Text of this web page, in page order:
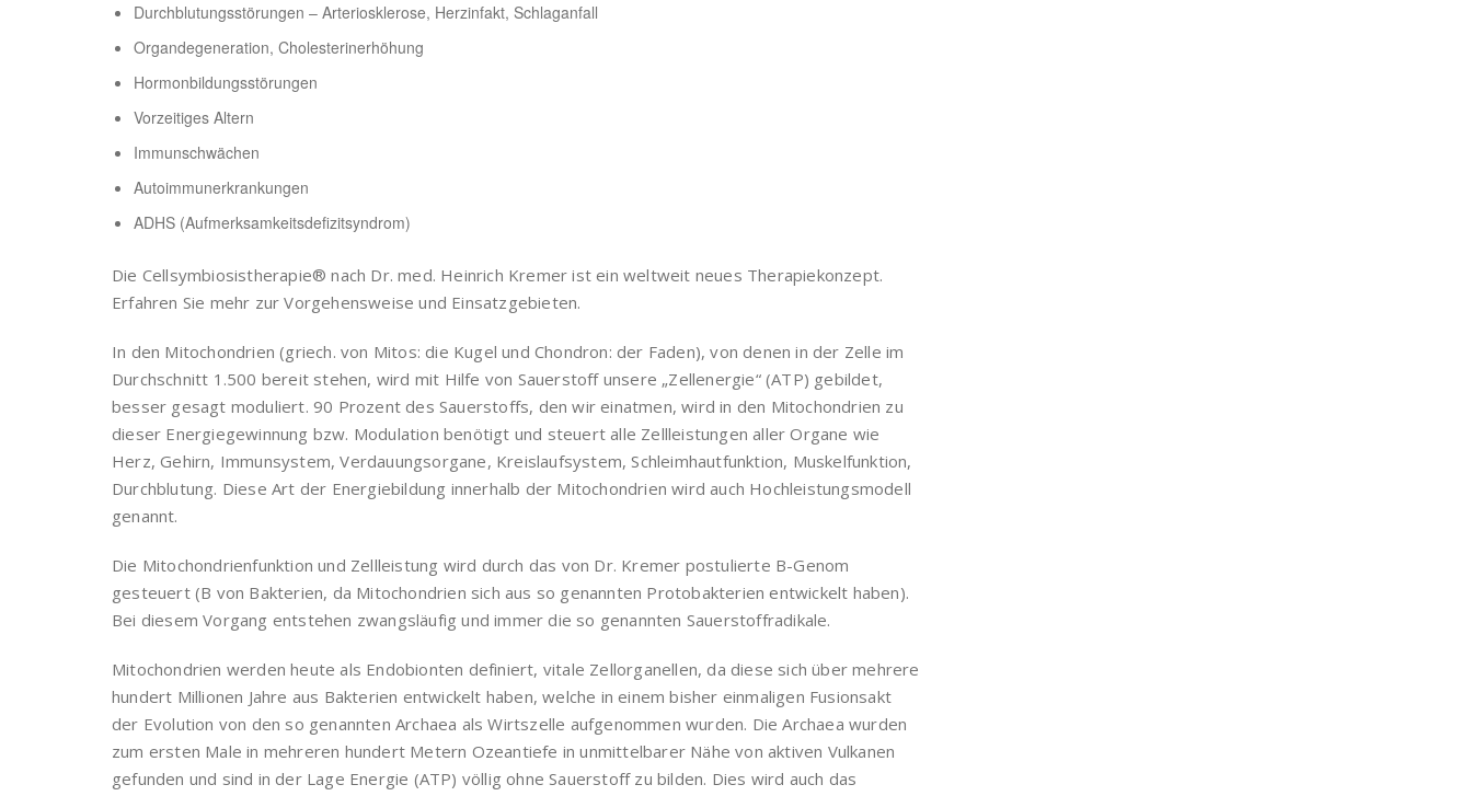
Durchblutungsstörungen – Arteriosklerose, Herzinfakt, Schlaganfall
Organdegeneration, Cholesterinerhöhung
Hormonbildungsstörungen
Vorzeitiges Altern
Immunschwächen
Autoimmunerkrankungen
ADHS (Aufmerksamkeitsdefizitsyndrom)
Die Cellsymbiosistherapie® nach Dr. med. Heinrich Kremer ist ein weltweit neues Therapiekonzept.
Erfahren Sie mehr zur Vorgehensweise und Einsatzgebieten.
In den Mitochondrien (griech. von Mitos: die Kugel und Chondron: der Faden), von denen in der Zelle im
Durchschnitt 1.500 bereit stehen, wird mit Hilfe von Sauerstoff unsere „Zellenergie“ (ATP) gebildet,
besser gesagt moduliert. 90 Prozent des Sauerstoffs, den wir einatmen, wird in den Mitochondrien zu
dieser Energiegewinnung bzw. Modulation benötigt und steuert alle Zellleistungen aller Organe wie
Herz, Gehirn, Immunsystem, Verdauungsorgane, Kreislaufsystem, Schleimhautfunktion, Muskelfunktion,
Durchblutung. Diese Art der Energiebildung innerhalb der Mitochondrien wird auch Hochleistungsmodell
genannt.
Die Mitochondrienfunktion und Zellleistung wird durch das von Dr. Kremer postulierte B-Genom
gesteuert (B von Bakterien, da Mitochondrien sich aus so genannten Protobakterien entwickelt haben).
Bei diesem Vorgang entstehen zwangsläufig und immer die so genannten Sauerstoffradikale.
Mitochondrien werden heute als Endobionten definiert, vitale Zellorganellen, da diese sich über mehrere
hundert Millionen Jahre aus Bakterien entwickelt haben, welche in einem bisher einmaligen Fusionsakt
der Evolution von den so genannten Archaea als Wirtszelle aufgenommen wurden. Die Archaea wurden
zum ersten Male in mehreren hundert Metern Ozeantiefe in unmittelbarer Nähe von aktiven Vulkanen
gefunden und sind in der Lage Energie (ATP) völlig ohne Sauerstoff zu bilden. Dies wird auch das